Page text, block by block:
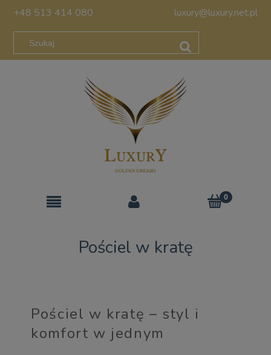
+48 513 414 080 luxury@luxury.net.pl
Pościel w kratę
Pościel w kratę – styl i
komfort w jednym